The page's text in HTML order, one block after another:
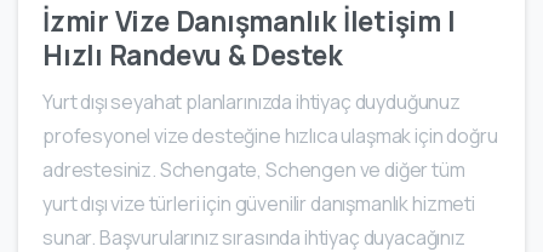
İzmir Vize Danışmanlık İletişim |
Hızlı Randevu & Destek
Yurt dışı seyahat planlarınızda ihtiyaç duyduğunuz
profesyonel vize desteğine hızlıca ulaşmak için doğru
adrestesiniz. Schengate, Schengen ve diğer tüm
yurt dışı vize türleri için güvenilir danışmanlık hizmeti
sunar. Başvurularınız sırasında ihtiyaç duyacağınız